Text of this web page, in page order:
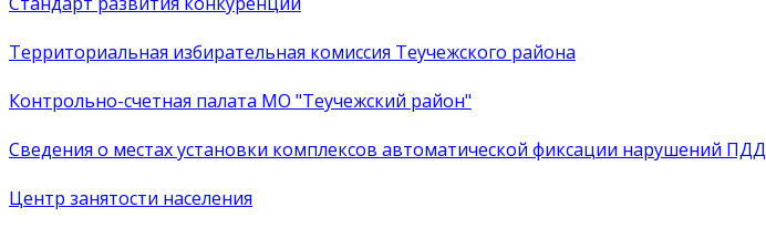
Территориальная избирательная комиссия Теучежского района
Контрольно-счетная палата МО "Теучежский район"
Сведения о местах установки комплексов автоматической фиксации нарушений ПДД
Центр занятости населения